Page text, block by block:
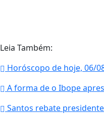
Leia Também:
Horóscopo de hoje, 06/
A forma de o Ibope
Santos rebate